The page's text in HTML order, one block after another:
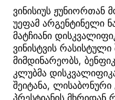
ვინისიუს ჟუნიორთან
უეფამ არგენტინელი
მატჩიანი
ვინისტვის
მიმდინარეობს,
კლუბმა
შეიტანა,
პრესტიანის მხრიდან